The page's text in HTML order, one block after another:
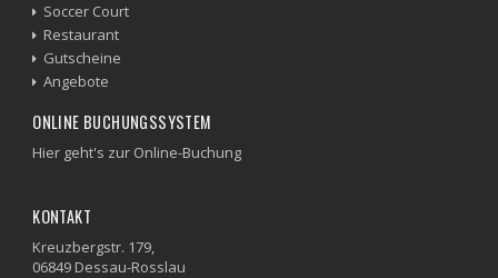
Soccer Court
Restaurant
Gutscheine
Angebote
ONLINE BUCHUNGSSYSTEM
Hier geht's zur Online-Buchung
KONTAKT
Kreuzbergstr. 179,
06849 Dessau-Rosslau